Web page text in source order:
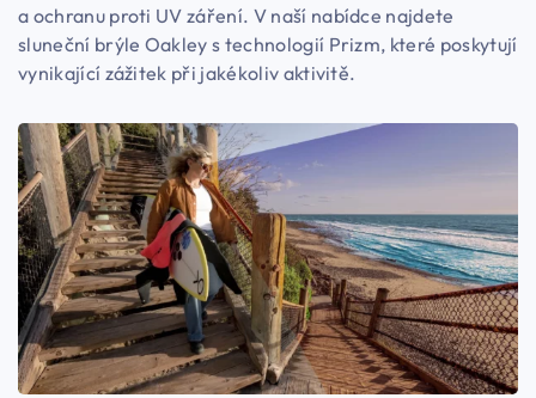
a ochranu proti UV záření. V naší nabídce najdete
sluneční brýle Oakley s technologií Prizm, které poskytují
vynikající zážitek při jakékoliv aktivitě.